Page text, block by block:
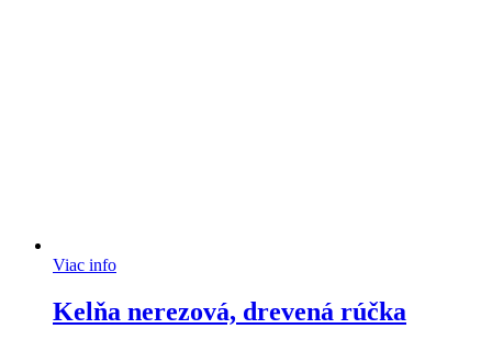
Viac info
Kelňa nerezová, drevená rúčka